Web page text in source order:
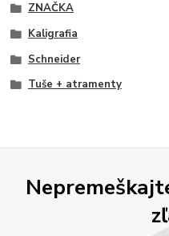
ZNAČKA
Kaligrafia
Schneider
Tuše + atramenty